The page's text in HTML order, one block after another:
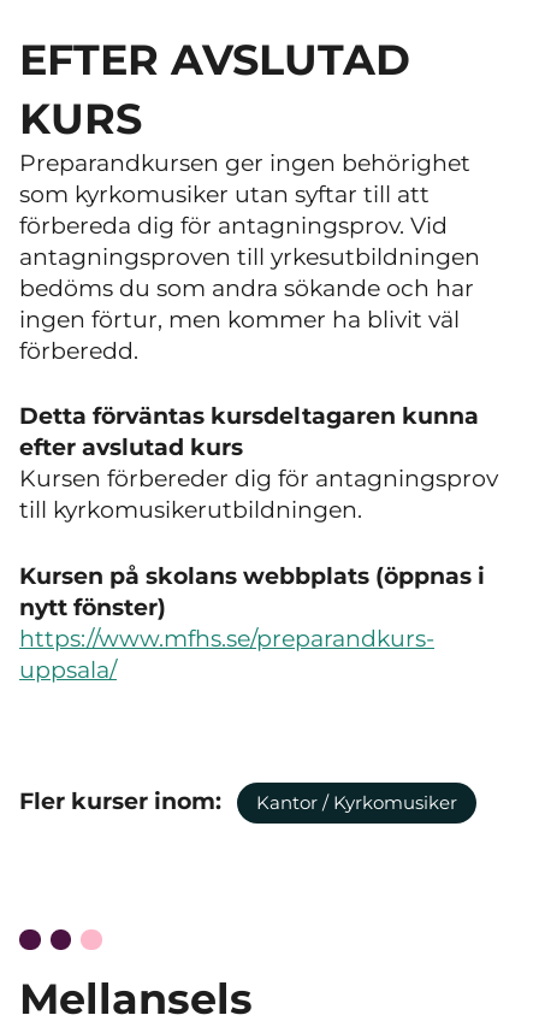
EFTER AVSLUTAD
KURS
Preparandkursen ger ingen behörighet
som kyrkomusiker utan syftar till att
förbereda dig för antagningsprov. Vid
antagningsproven till yrkesutbildningen
bedöms du som andra sökande och har
ingen förtur, men kommer ha blivit väl
förberedd.
Detta förväntas kursdeltagaren kunna
efter avslutad kurs
Kursen förbereder dig för antagningsprov
till kyrkomusikerutbildningen.
Kursen på skolans webbplats (öppnas i
nytt fönster)
https://www.mfhs.se/preparandkurs-
uppsala/
Fler kurser inom: Kantor / Kyrkomusiker
Mellansels